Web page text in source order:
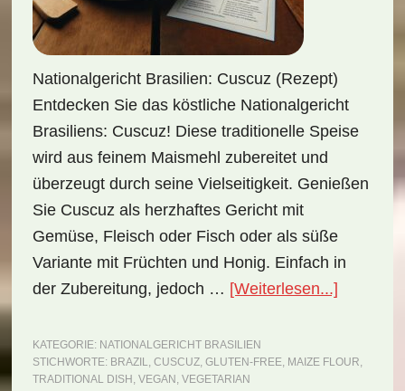
Nationalgericht Brasilien: Cuscuz (Rezept)
Entdecken Sie das köstliche Nationalgericht
Brasiliens: Cuscuz! Diese traditionelle Speise
wird aus feinem Maismehl zubereitet und
überzeugt durch seine Vielseitigkeit. Genießen
Sie Cuscuz als herzhaftes Gericht mit
Gemüse, Fleisch oder Fisch oder als süße
Variante mit Früchten und Honig. Einfach in
der Zubereitung, jedoch … [Weiterlesen...]
(Rezept)
KATEGORIE: NATIONALGERICHT BRASILIEN
STICHWORTE: BRAZIL, CUSCUZ, GLUTEN-FREE, MAIZE FLOUR,
TRADITIONAL DISH , VEGAN , VEGETARIAN